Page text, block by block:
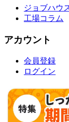
ジョブハウ
工場コラム
アカウント
会員登録
ログイン